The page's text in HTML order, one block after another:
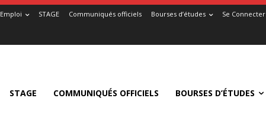
Emploi STAGE Communiqués officiels Bourses d’études Se Connecter
STAGE COMMUNIQUÉS OFFICIELS BOURSES D’ÉTUDES